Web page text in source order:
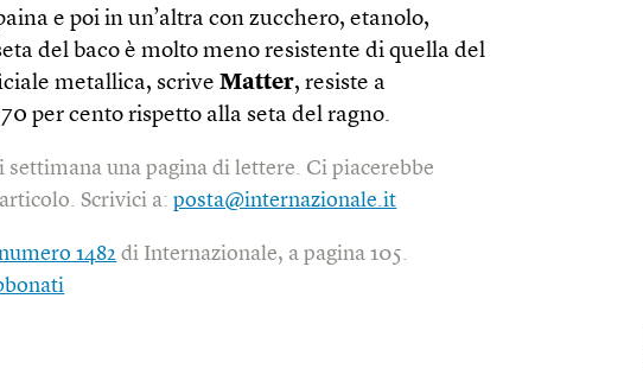
e poi in un’altra con zucchero, etanolo,
del baco è molto meno resistente di quella del
metallica, scriveMatter, resiste a
per cento rispetto alla seta del ragno.
una pagina di lettere. Ci piacerebbe
Scrivici a:posta@internazionale.it
1482 di Internazionale, a pagina 105.